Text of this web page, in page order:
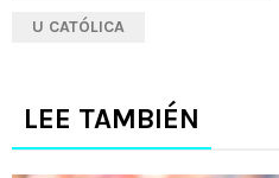
U CATÓLICA
LEE TAMBIÉN